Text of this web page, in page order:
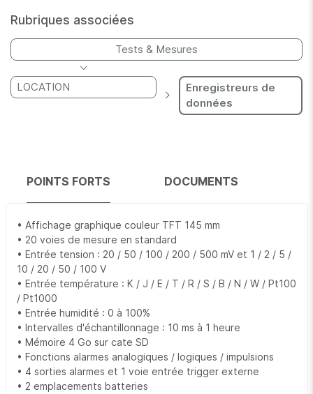
Rubriques associées
Tests & Mesures
LOCATION
Enregistreurs de
données
POINTS FORTS DOCUMENTS
• Affichage graphique couleur TFT 145 mm
• 20 voies de mesure en standard
• Entrée tension : 20 / 50 / 100 / 200 / 500 mV et 1 / 2 / 5 /
10 / 20 / 50 / 100 V
• Entrée température : K / J / E / T / R / S / B / N / W / Pt100
/ Pt1000
• Entrée humidité : 0 à 100%
• Intervalles d'échantillonnage : 10 ms à 1 heure
• Mémoire 4 Go sur cate SD
• Fonctions alarmes analogiques / logiques / impulsions
• 4 sorties alarmes et 1 voie entrée trigger externe
• 2 emplacements batteries